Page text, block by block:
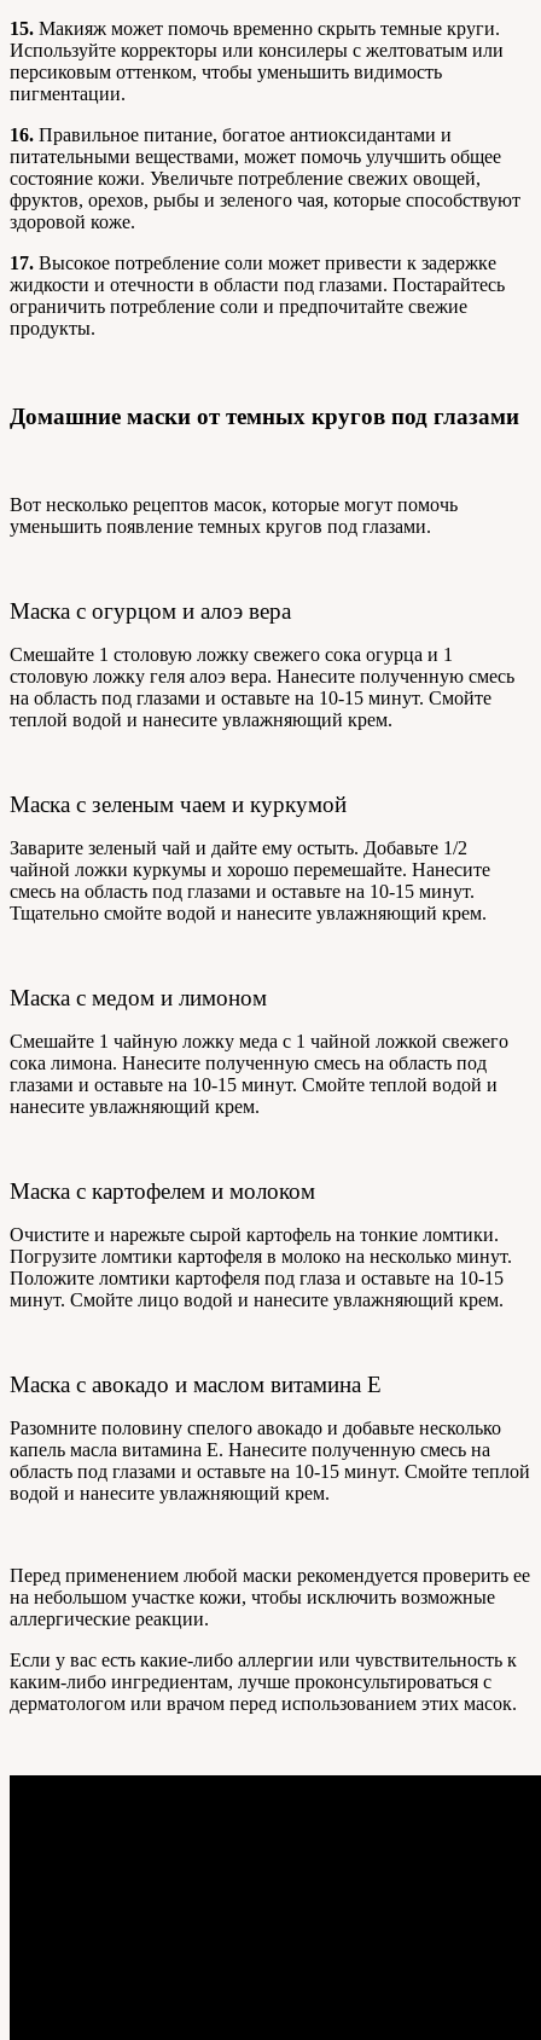
15. Макияж может помочь временно скрыть темные круги.
Используйте корректоры или консилеры с желтоватым или
персиковым оттенком, чтобы уменьшить видимость
пигментации.
16. Правильное питание, богатое антиоксидантами и
питательными веществами, может помочь улучшить общее
состояние кожи. Увеличьте потребление свежих овощей,
фруктов, орехов, рыбы и зеленого чая, которые способствуют
здоровой коже.
17. Высокое потребление соли может привести к задержке
жидкости и отечности в области под глазами. Постарайтесь
ограничить потребление соли и предпочитайте свежие
продукты.
Домашние маски от темных кругов под глазами
Вот несколько рецептов масок, которые могут помочь
уменьшить появление темных кругов под глазами.
Маска с огурцом и алоэ вера
Смешайте 1 столовую ложку свежего сока огурца и 1
столовую ложку геля алоэ вера. Нанесите полученную смесь
на область под глазами и оставьте на 10-15 минут. Смойте
теплой водой и нанесите увлажняющий крем.
Маска с зеленым чаем и куркумой
Заварите зеленый чай и дайте ему остыть. Добавьте 1/2
чайной ложки куркумы и хорошо перемешайте. Нанесите
смесь на область под глазами и оставьте на 10-15 минут.
Тщательно смойте водой и нанесите увлажняющий крем.
Маска с медом и лимоном
Смешайте 1 чайную ложку меда с 1 чайной ложкой свежего
сока лимона. Нанесите полученную смесь на область под
глазами и оставьте на 10-15 минут. Смойте теплой водой и
нанесите увлажняющий крем.
Маска с картофелем и молоком
Очистите и нарежьте сырой картофель на тонкие ломтики.
Погрузите ломтики картофеля в молоко на несколько минут.
Положите ломтики картофеля под глаза и оставьте на 10-15
минут. Смойте лицо водой и нанесите увлажняющий крем.
Маска с авокадо и маслом витамина Е
Разомните половину спелого авокадо и добавьте несколько
капель масла витамина Е. Нанесите полученную смесь на
область под глазами и оставьте на 10-15 минут. Смойте теплой
водой и нанесите увлажняющий крем.
Перед применением любой маски рекомендуется проверить ее
на небольшом участке кожи, чтобы исключить возможные
аллергические реакции.
Если у вас есть какие-либо аллергии или чувствительность к
каким-либо ингредиентам, лучше проконсультироваться с
дерматологом или врачом перед использованием этих масок.